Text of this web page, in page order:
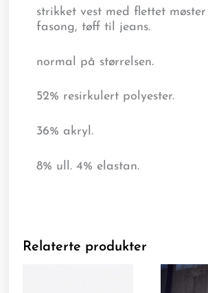
strikket vest med flettet
fasong, tøff til jeans.
normal på størrelsen.
52% resirkulert polyester.
36% akryl.
8% ull. 4% elastan.
Relaterte produkter